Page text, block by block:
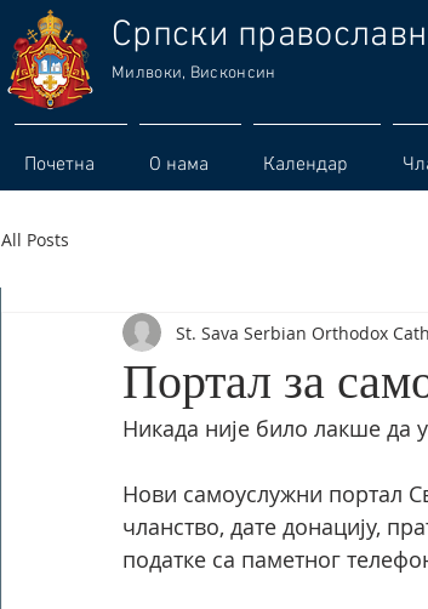
Српски
Милвоки, Висконсин
Почетна О нама Календар
All Posts
Портал за
St. Sava Serbian Orthodox
Никада није било лакше да
Нови самоуслужни портал
чланство, дате донацију,
податке са паметног